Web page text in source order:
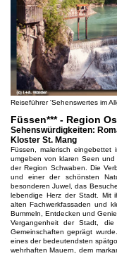
Reiseführer 'Sehenswertes im
Füssen*** - Region
Sehenswürdigkeiten:
Kloster St. Mang
Füssen, malerisch eingebettet
umgeben von klaren Seen
der Region Schwaben. Die
und einer der schönsten
besonderen Juwel, das
lebendige Herz der Stadt. Mit
alten Fachwerkfassaden und
Bummeln, Entdecken und
Vergangenheit der Stadt,
Gemeinschaften geprägt
eines der bedeutendsten
wehrhaften Mauern, dem